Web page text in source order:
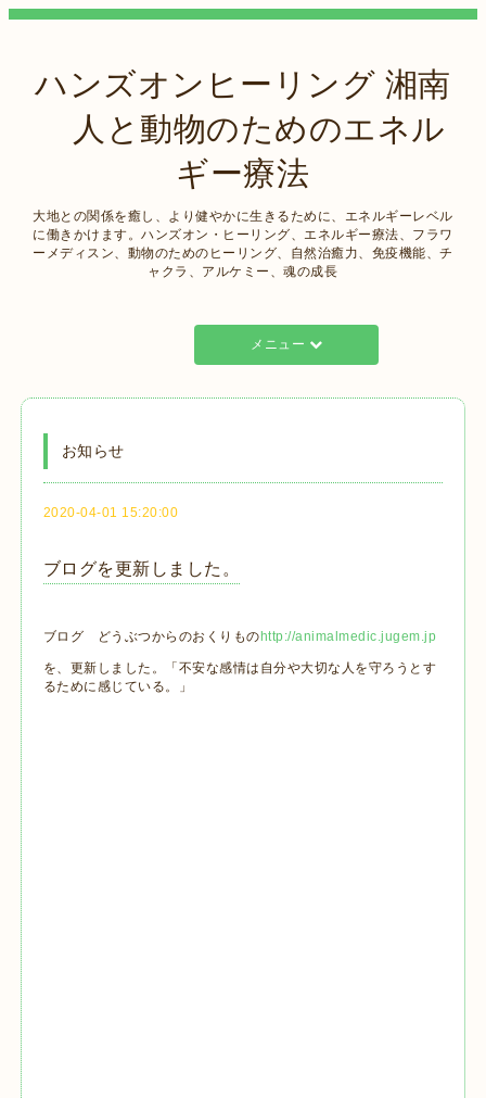
ハンズオンヒーリング 湘南
人と動物のためのエネル
ギー療法
大地との関係を癒し、より健やかに生きるために、エネルギーレベル
に働きかけます。ハンズオン・ヒーリング、エネルギー療法、フラワ
ーメディスン、動物のためのヒーリング、自然治癒力、免疫機能、チ
ャクラ、アルケミー、魂の成長
メニュー
お知らせ
2020-04-01 15:20:00
ブログを更新しました。
ブログ どうぶつからのおくりもの http://animalmedic.jugem.jp
を、更新しました。「不安な感情は自分や大切な人を守ろうとす
るために感じている。」